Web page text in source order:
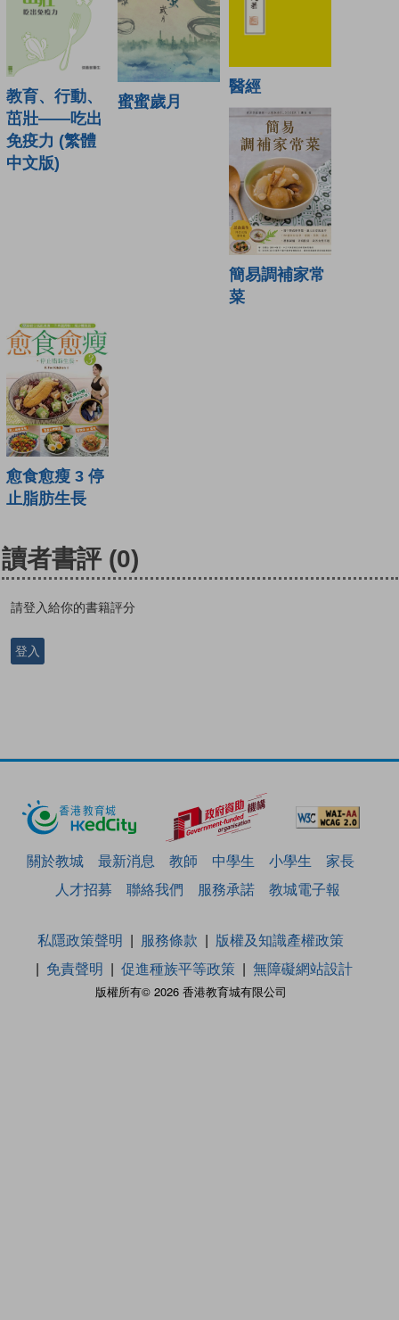
教育、行動、
茁壯——吃出
免疫力 (繁體
中文版)
蜜蜜歲月
醫經
簡易調補家常
菜
愈食愈瘦 3 停
止脂肪生長
讀者書評 (0)
請登入給你的書籍評分
登入
關於教城 最新消息 教師 中學生 小學生
家長
人才招募
聯絡我們 服務承諾 教城電子報
版權所有© 2026 香港教育城有限公司
私隱政策聲明 服務條款
版權及知識產權政策
免責聲明
促進種族平等政策 無障礙網站設計